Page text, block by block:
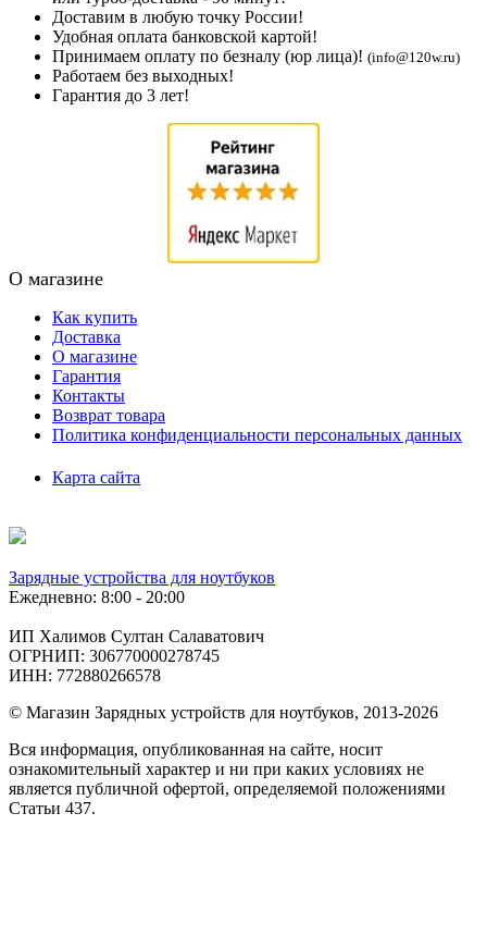
Доставим в любую точку России!
Удобная оплата банковской картой!
Принимаем оплату по безналу (юр лица)! (info@120w.ru)
Работаем без выходных!
Гарантия до 3 лет!
О магазине
Как купить
Доставка
О магазине
Гарантия
Контакты
Возврат товара
Политика конфиденциальности персональных данных
Карта сайта
Зарядные устройства для ноутбуков
Ежедневно: 8:00 - 20:00
ИП Халимов Султан Салаватович
ОГРНИП: 306770000278745
ИНН: 772880266578
© Магазин Зарядных устройств для ноутбуков, 2013-2026
Вся информация, опубликованная на сайте, носит
ознакомительный характер и ни при каких условиях не
является публичной офертой, определяемой положениями
Статьи 437.